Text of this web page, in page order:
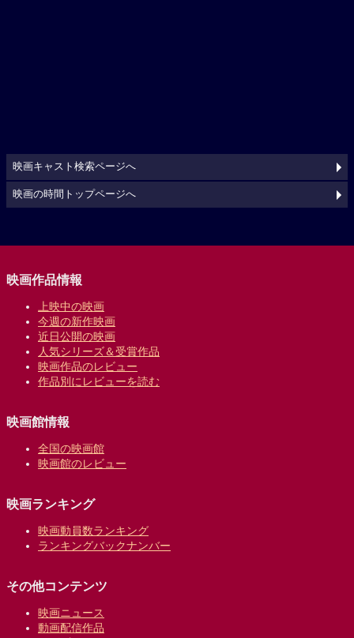
映画キャスト検索ページへ
映画の時間トップページへ
映画作品情報
上映中の映画
今週の新作映画
近日公開の映画
人気シリーズ＆受賞作品
映画作品のレビュー
作品別にレビューを読む
映画館情報
全国の映画館
映画館のレビュー
映画ランキング
映画動員数ランキング
ランキングバックナンバー
その他コンテンツ
映画ニュース
動画配信作品